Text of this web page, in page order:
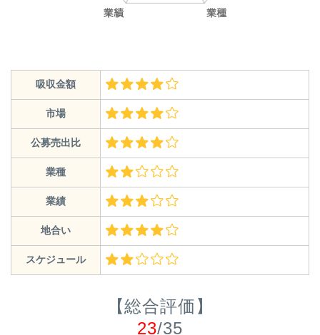
吸収金額
市場
公募売出比
業種
業績
地合い
スケジュール
【総合評価】
23/35